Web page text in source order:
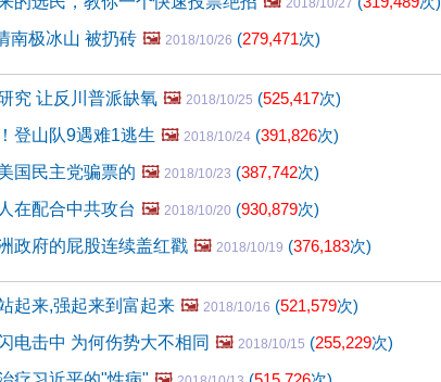
2018/10/27
南极冰山 被扔砖 🖼️ 2018/10/26 (279,471次)
究 让反川普派缺氧 🖼️ 2018/10/25 (525,417次)
登山队9遇难1逃生 🖼️ 2018/10/24 (391,826次)
国民主党骗票的 🖼️ 2018/10/23 (387,742次)
在配合中共攻台 🖼️ 2018/10/20 (930,879次)
政府的屁股连续盖红戳 🖼️ 2018/10/19 (376,183次)
起来,强起来到富起来 🖼️ 2018/10/16 (521,579次)
电击中 为何伤势大不相同 🖼️ 2018/10/15 (255,229次)